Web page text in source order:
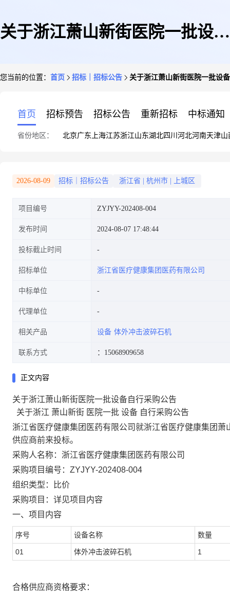
关于浙江萧山新街医院一批设备
您当前的位置： 首页 招标｜招标公告 关于浙江萧山新街医院一批设
首页 招标预告 招标公告 重新招标 中标通知
省份地区： 北京广东 上海江苏浙江山东湖北四川 河北河南天津山
2026-08-09 招标｜招标公告 浙江省 杭州市 上城区
项目编号 ZYJYY-202408-004
发布时间 2024-08-07 17:48:44
投标截止时间
招标单位 浙江省医疗健康集团医药有限公司
中标单位
代理单位
相关产品 设备 体外冲击波碎石机
联系方式 ：15068909658
正文内容
关于浙江萧山新街医院一批设备自行采购公告
关于浙江 萧山新街 医院一批 设备 自行采购公告
浙江省医疗健康集团医药有限公司就浙江省医疗健康集团萧
供应商前来投标。
采购人名称： 浙江省医疗健康集团医药有限公司
采购项目编号： ZYJYY-202408-004
组织类型：
比价
采购项目：详见项目内容
一、项目内容
序号 设备名称 数量
01 体外冲击波碎石机 1
合格供应商资格要求：